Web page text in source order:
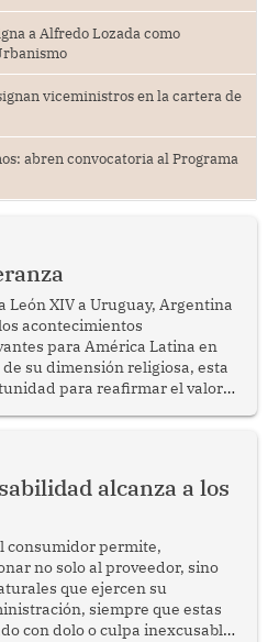
a Alfredo Lozada como
viceministros en la cartera de
abren convocatoria al Programa
León XIV a Uruguay, Argentina
acontecimientos
para América Latina en
su dimensión religiosa, esta
para reafirmar el valor
de desarrollo, cohesión
alcanza a los
consumidor permite,
no solo al proveedor, sino
que ejercen su
siempre que estas
con dolo o culpa inexcusable